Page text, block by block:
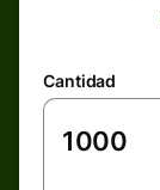
Cantidad